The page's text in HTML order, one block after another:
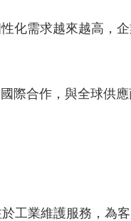
化需求越來越高，
際合作，與全球供
於工業維護服務，為